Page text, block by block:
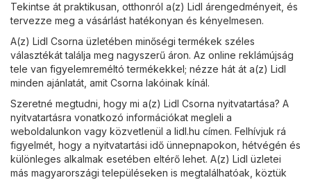
Tekintse át praktikusan, otthonról a(z) Lidl árengedményeit, és
tervezze meg a vásárlást hatékonyan és kényelmesen.
A(z) Lidl Csorna üzletében minőségi termékek széles
választékát találja meg nagyszerű áron. Az online reklámújság
tele van figyelemreméltó termékekkel; nézze hát át a(z) Lidl
minden ajánlatát, amit Csorna lakóinak kínál.
Szeretné megtudni, hogy mi a(z) Lidl Csorna nyitvatartása? A
nyitvatartásra vonatkozó információkat megleli a
weboldalunkon vagy közvetlenül a lidl.hu címen. Felhívjuk rá
figyelmét, hogy a nyitvatartási idő ünnepnapokon, hétvégén és
különleges alkalmak esetében eltérő lehet. A(z) Lidl üzletei
más magyarországi településeken is megtalálhatóak, köztük